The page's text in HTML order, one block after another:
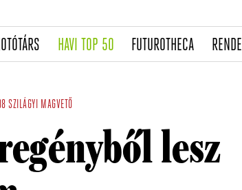
(CURRENT)
HAVI TOP 50(CURRENT)
FUTUROTHECA(CURRENT)
SZILÁGYI MAGVETŐ
lesz